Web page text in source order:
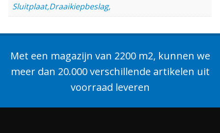
Sluitplaat,Draaikiepbeslag,
Met een magazijn van 2200 m2, kunnen we
meer dan 20.000 verschillende artikelen uit
voorraad leveren